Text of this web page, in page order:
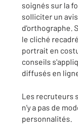
soignés sur la
solliciter un
d'orthographe.
le cliché
portrait en
conseils
diffusés en
Les recruteurs
n’y a pas de
personnalités.